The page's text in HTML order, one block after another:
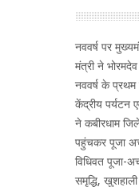
नववर्ष पर
मंत्री ने
नववर्ष के प्रथम
केंद्रीय पर्यटन
ने कबीरधाम
पहुंचकर पूजा
विधिवत पूजा-
समृद्धि,